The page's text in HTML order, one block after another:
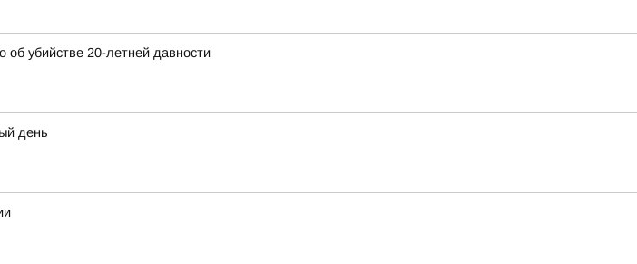
об убийстве 20-летней давности
день